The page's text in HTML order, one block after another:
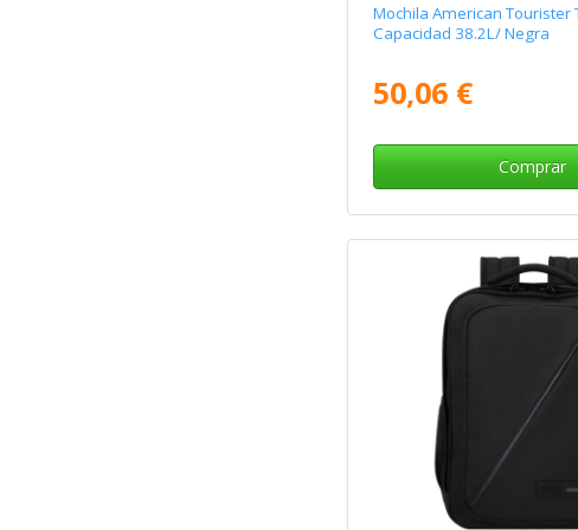
Mochila American Tourister
Capacidad 38.2L/ Negra
50,06 €
Comprar